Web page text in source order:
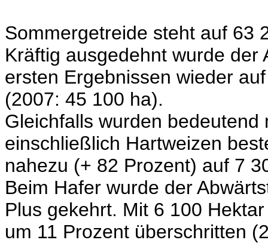
Sommergetreide steht auf 63
Kräftig ausgedehnt wurde
ersten Ergebnissen wieder
(2007: 45 100 ha).
Gleichfalls wurden
einschließlich Hartweizen
nahezu (+ 82 Prozent) auf 7
Beim Hafer wurde der
Plus gekehrt. Mit 6 100
um 11 Prozent überschritten